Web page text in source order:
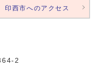
印西市へのアクセス